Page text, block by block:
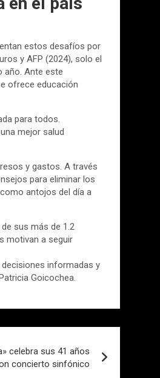
estos desafíos por
y AFP (2024), solo el
año. Ante este
ofrece educación
para todos.
mejor salud
y gastos. A través
para eliminar los
antojos del día a
sus más de 1.2
motivan a seguir
informadas y
Goicochea.
celebra sus 41 años
concierto sinfónico